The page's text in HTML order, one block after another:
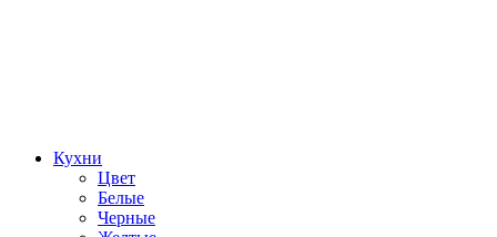
Кухни
Цвет
Белые
Черные